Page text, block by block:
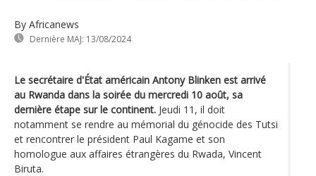
By Africanews
Dernière MAJ: 13/08/2024
Le secrétaire d'État américain Antony Blinken est arrivé
au Rwanda dans la soirée du mercredi 10 août, sa
dernière étape sur le continent. Jeudi 11, il doit
notamment se rendre au mémorial du génocide des Tutsi
et rencontrer le président Paul Kagame et son
homologue aux affaires étrangères du Rwada, Vincent
Biruta.